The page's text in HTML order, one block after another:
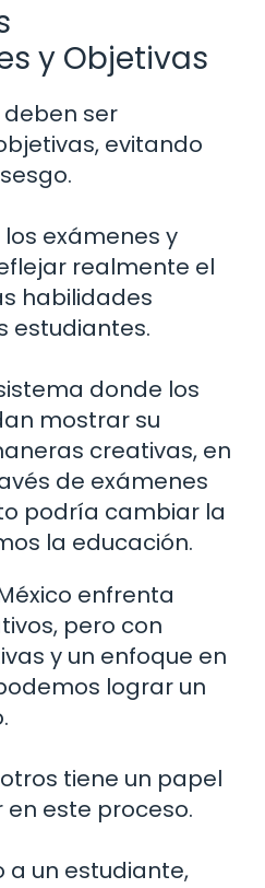
y Objetivas
deben ser
evitando
exámenes y
realmente el
habilidades
estudiantes.
donde los
mostrar su
creativas, en
de exámenes
podría cambiar la
la educación.
enfrenta
pero con
y un enfoque en
lograr un
tiene un papel
este proceso.
a un estudiante,